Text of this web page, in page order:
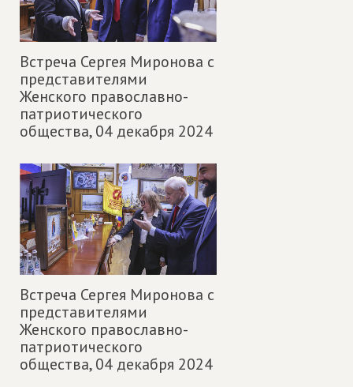
Встреча Сергея Миронова с
представителями
Женского православно-
патриотического
общества,04 декабря 2024
Встреча Сергея Миронова с
представителями
Женского православно-
патриотического
общества,04 декабря 2024